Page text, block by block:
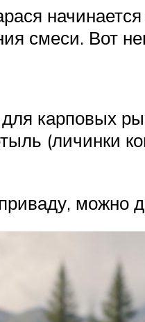
смеси. Вот
карповых
(личинки
можно